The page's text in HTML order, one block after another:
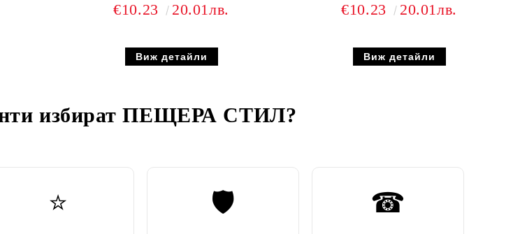
€10.23 20.01лв.
Виж детайли
€10.23 20.01лв.
Виж детайли
избиратПЕЩЕРА СТИЛ?
⭐ 🛡️ ☎